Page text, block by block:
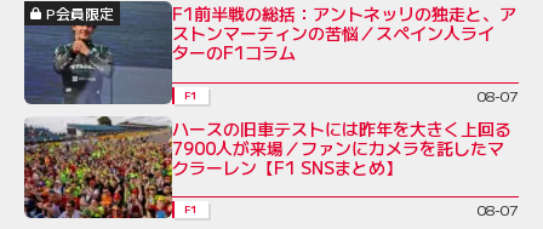
P会員限定
F1前半戦の総括：アントネッリの独走と、ア
ストンマーティンの苦悩／スペイン人ライ
ターのF1コラム
F1 08-07
ハースの旧車テストには昨年を大きく上回る
7900人が来場／ファンにカメラを託したマ
クラーレン【F1 SNSまとめ】
F1
08-07